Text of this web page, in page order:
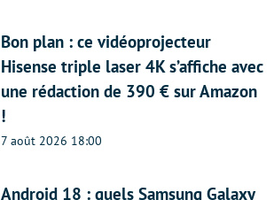
Bon plan : ce vidéoprojecteur
Hisense triple laser 4K s’affiche avec
une rédaction de 390 € sur Amazon
!
7 août 2026 18:00
Android 18 : quels Samsung Galaxy